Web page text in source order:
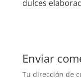
dulces
Enviar
Tu dirección de